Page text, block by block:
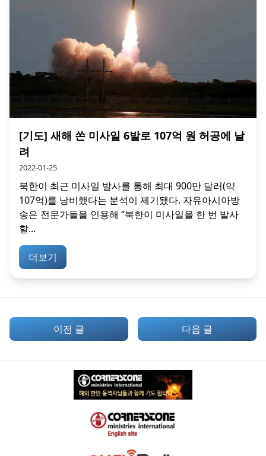
[기도] 새해 쏜 미사일 6발로 107억 원 허공에 날
려
2022-01-25
북한이 최근 미사일 발사를 통해 최대 900만 달러(약
107억)를 낭비했다는 분석이 제기됐다. 자유아시아방
송은 전문가들을 인용해 “북한이 미사일을 한 번 발사
할...
더보기
이전 글 다음 글